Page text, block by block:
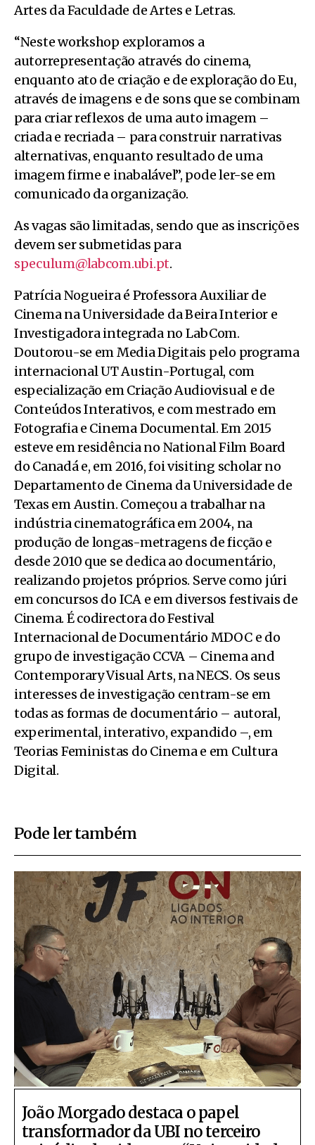
Artes da Faculdade de Artes e Letras.
“Neste workshop exploramos a
autorrepresentação através do cinema,
enquanto ato de criação e de exploração do Eu,
através de imagens e de sons que se combinam
para criar reflexos de uma auto imagem –
criada e recriada – para construir narrativas
alternativas, enquanto resultado de uma
imagem firme e inabalável”, pode ler-se em
comunicado da organização.
As vagas são limitadas, sendo que as inscrições
devem ser submetidas para
speculum@labcom.ubi.pt.
Patrícia Nogueira é Professora Auxiliar de
Cinema na Universidade da Beira Interior e
Investigadora integrada no LabCom.
Doutorou-se em Media Digitais pelo programa
internacional UT Austin-Portugal, com
especialização em Criação Audiovisual e de
Conteúdos Interativos, e com mestrado em
Fotografia e Cinema Documental. Em 2015
esteve em residência no National Film Board
do Canadá e, em 2016, foi visiting scholar no
Departamento de Cinema da Universidade de
Texas em Austin. Começou a trabalhar na
indústria cinematográfica em 2004, na
produção de longas-metragens de ficção e
desde 2010 que se dedica ao documentário,
realizando projetos próprios. Serve como júri
em concursos do ICA e em diversos festivais de
Cinema. É codirectora do Festival
Internacional de Documentário MDOC e do
grupo de investigação CCVA – Cinema and
Contemporary Visual Arts, na NECS. Os seus
interesses de investigação centram-se em
todas as formas de documentário – autoral,
experimental, interativo, expandido –, em
Teorias Feministas do Cinema e em Cultura
Digital.
Pode ler também
João Morgado destaca o papel
transformador da UBI no terceiro